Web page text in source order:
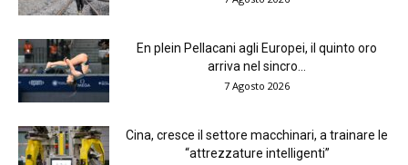
En plein Pellacani agli Europei, il quinto oro
arriva nel sincro...
7 Agosto 2026
Cina, cresce il settore macchinari, a trainare le
“attrezzature intelligenti”